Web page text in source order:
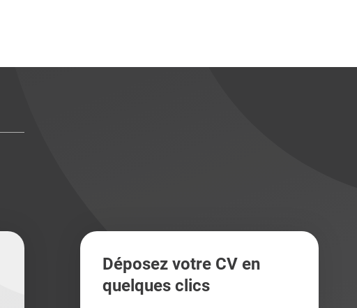
Déposez votre CV en
quelques clics